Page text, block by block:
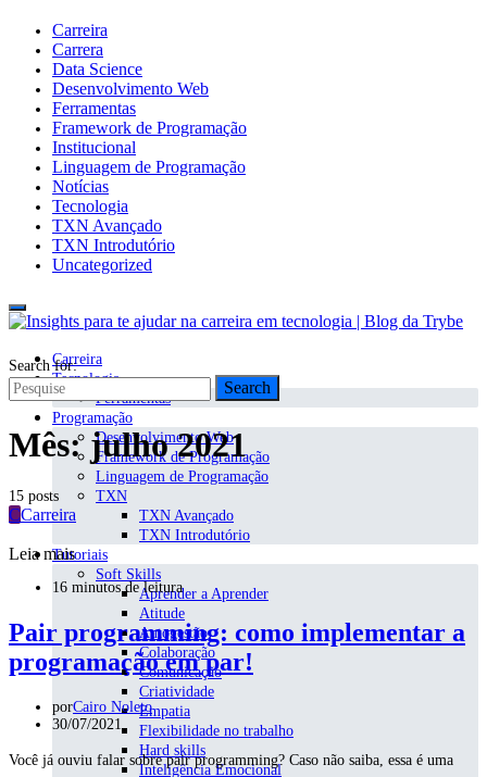
Carreira
Carrera
Data Science
Desenvolvimento Web
Ferramentas
Framework de Programação
Institucional
Linguagem de Programação
Notícias
Tecnologia
TXN Avançado
TXN Introdutório
Uncategorized
Carreira
Tecnologia
Ferramentas
Programação
Desenvolvimento Web
Framework de Programação
Linguagem de Programação
TXN
TXN Avançado
TXN Introdutório
Tutoriais
Soft Skills
Aprender a Aprender
Atitude
Autogestão
Colaboração
Comunicação
Criatividade
Empatia
Flexibilidade no trabalho
Hard skills
Inteligência Emocional
Search for:
Search
Mês:julho 2021
15 posts
CCarreira
Leia mais
16 minutos de leitura
Pair programming: como implementar a
programação em par!
porCairo Noleto
30/07/2021
Você já ouviu falar sobre pair programming? Caso não saiba, essa é uma